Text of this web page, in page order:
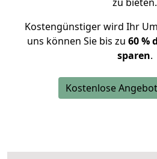
Kostengünstiger wird Ihr
uns können Sie bis zu 60 %
sparen.
Kostenlose